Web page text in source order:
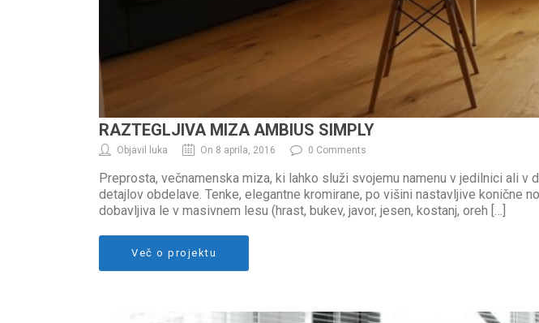
RAZTEGLJIVA MIZA AMBIUS SIMPLY
Objavil luka On 8 aprila, 2016 0 Comments
Preprosta, večnamenska miza, ki lahko služi svojemu namenu v jedilnici ali
detajlov obdelave. Tenke, elegantne kromirane, po višini nastavljive konične
dobavljiva le v masivnem lesu (hrast, bukev, javor, jesen, kostanj, oreh […]
Več o projektu